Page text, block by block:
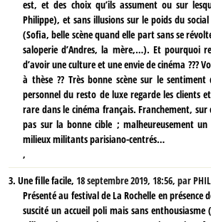
est, et des choix qu’ils assument ou sur
Philippe), et sans illusions sur le poids du
(Sofia, belle scène quand elle part sans se
saloperie d’Andres, la mère,…). Et pourquoi
d’avoir une culture et une envie de cinéma ???
à thèse ?? Très bonne scène sur le sentiment
personnel du resto de luxe regarde les clients
rare dans le cinéma français. Franchement, sur
pas sur la bonne cible ; malheureusement
milieux militants parisiano-centrés…
,
3. Une fille facile,18 septembre 2019, 18:56,par
Présenté au festival de La Rochelle en présence
suscité un accueil poli mais sans